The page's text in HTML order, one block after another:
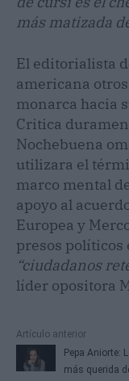
más matizada
El editorialista
americana
monarca hacia
Critica
Nochebuena
utilizara el
marco mental
apoyo al
Europea y
presos políticos
“ciudadanos
líder opositora
Artículo anterior
Pepa Aniorte:
más querida